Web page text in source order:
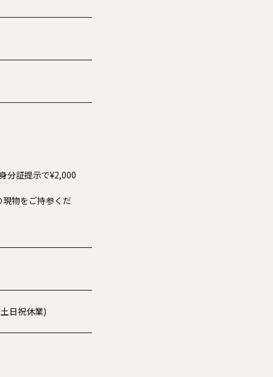
分証提示で¥2,000
物をご持参くだ
日祝休業)